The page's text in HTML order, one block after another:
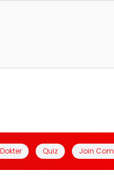
Quiz Join